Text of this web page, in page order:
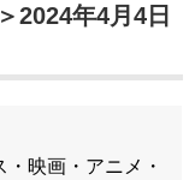
2024年4月4日
映画・アニメ・